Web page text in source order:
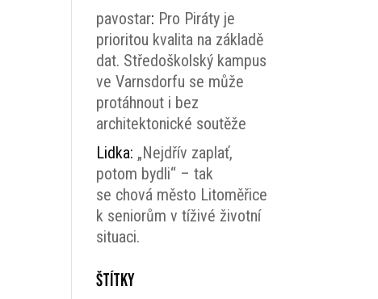
pavostar: Pro Piráty je
prioritou kvalita na základě
dat. Středoškolský kampus
ve Varnsdorfu se může
protáhnout i bez
architektonické soutěže
Lidka: „Nejdřív zaplať,
potom bydli“ – tak
se chová město Litoměřice
k seniorům v tíživé životní
situaci.
Štítky